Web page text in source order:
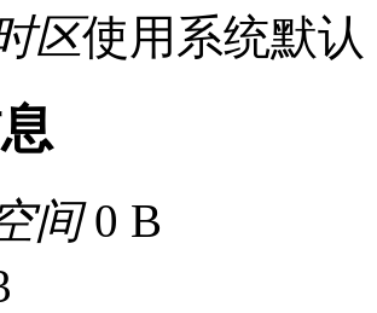
区使用系统默认
间0 B